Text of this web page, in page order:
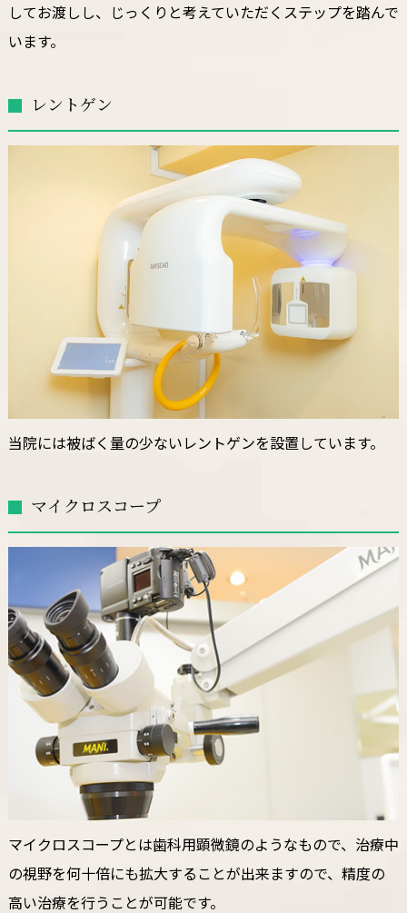
してお渡しし、じっくりと考えていただくステップを踏んで
います。
レントゲン
当院には被ばく量の少ないレントゲンを設置しています。
マイクロスコープ
マイクロスコープとは歯科用顕微鏡のようなもので、治療中
の視野を何十倍にも拡大することが出来ますので、精度の
高い治療を行うことが可能です。